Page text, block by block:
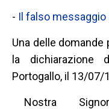
- Il falso messaggio
Una delle
la dichiarazione
Portogallo, il 13/07/
Nostra